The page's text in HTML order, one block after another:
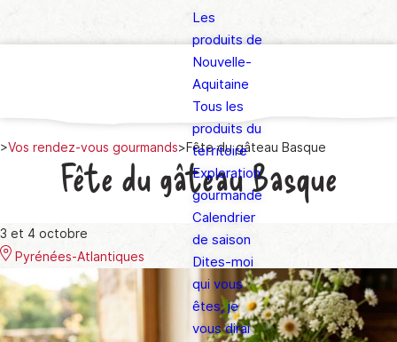
Les
produits de
Nouvelle-
Aquitaine
Tous les
produits du
territoire
Exploration
gourmande
Calendrier
de saison
Dites-moi
qui vous
êtes, je
vous dirai
>Vos rendez-vous gourmands>Fête du gâteau Basque
Fête du gâteau Basque
3 et 4 octobre
Pyrénées-Atlantiques